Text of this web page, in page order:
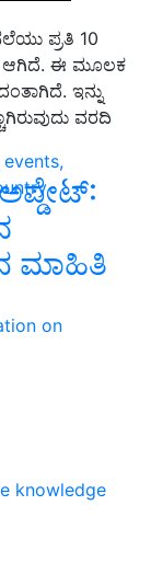
on
knowledge
ಪ್ರತಿ 10
ಆಗಿದೆ. ಈ ಮೂಲಕ
ಇನ್ನು
ರುವುದು ವರದಿ
ಮಾಹಿತಿ